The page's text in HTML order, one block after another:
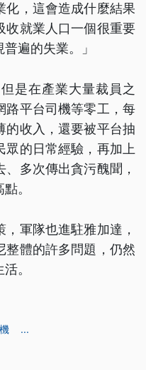
化，這會造成什麼結果
收就業人口一個很重要
遍的失業。」
是在產業大量裁員之
路平台司機等零工，每
的收入，還要被平台抽
眾的日常經驗，再加上
多次傳出貪污醜聞，
。
軍隊也進駐雅加達，
整體的許多問題，仍然
。
...